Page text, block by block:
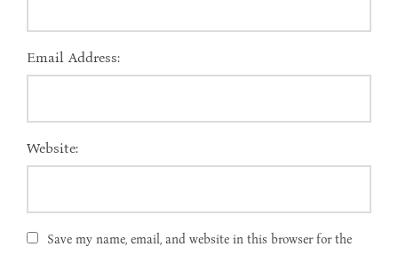
Email Address:
Website:
Save my name, email, and website in this browser for the